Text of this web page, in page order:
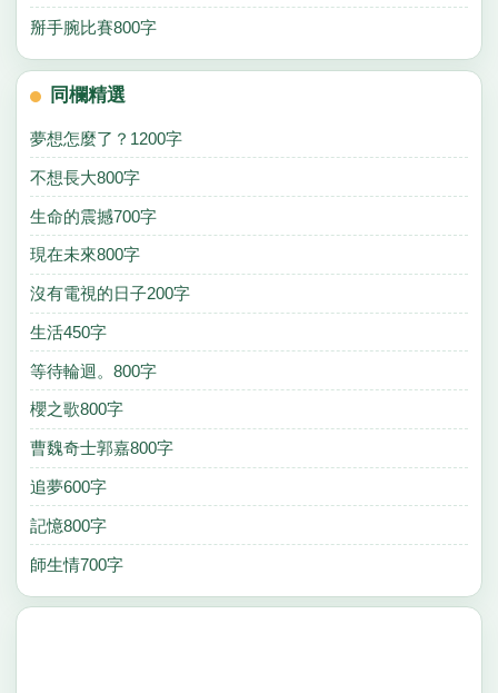
掰手腕比賽800字
同欄精選
夢想怎麼了？1200字
不想長大800字
生命的震撼700字
現在未來800字
沒有電視的日子200字
生活450字
等待輪迴。800字
櫻之歌800字
曹魏奇士郭嘉800字
追夢600字
記憶800字
師生情700字